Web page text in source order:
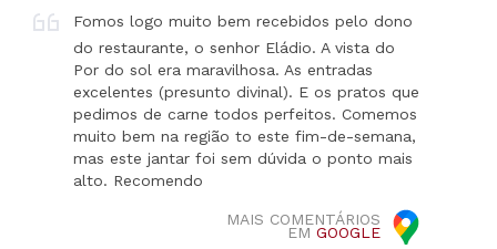
Fomos logo muito bem recebidos pelo dono
do restaurante, o senhor Eládio. A vista do
Por do sol era maravilhosa. As entradas
excelentes (presunto divinal). E os pratos que
pedimos de carne todos perfeitos. Comemos
muito bem na região to este fim-de-semana,
mas este jantar foi sem dúvida o ponto mais
alto. Recomendo
MAIS COMENTÁRIOS
EM GOOGLE